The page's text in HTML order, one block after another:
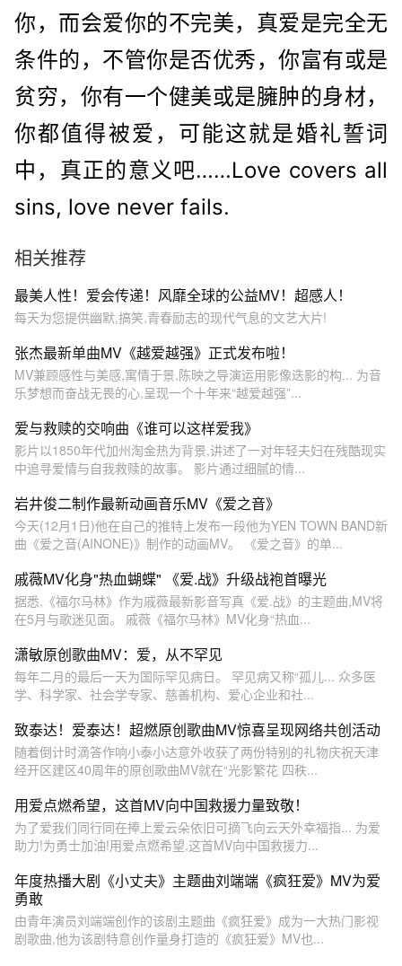
你，而会爱你的不完美，真爱是完全无
条件的，不管你是否优秀，你富有或是
贫穷，你有一个健美或是臃肿的身材，
你都值得被爱，可能这就是婚礼誓词
中，真正的意义吧……Love covers all
sins, love never fails.
相关推荐
最美人性！爱会传递！风靡全球的公益MV！超感人！
每天为您提供幽默,搞笑,青春励志的现代气息的文艺大片!
张杰最新单曲MV《越爱越强》正式发布啦！
MV兼顾感性与美感,寓情于景,陈映之导演运用影像迭影的构... 为音
乐梦想而奋战无畏的心,呈现一个十年来“越爱越强”...
爱与救赎的交响曲《谁可以这样爱我》
影片以1850年代加州淘金热为背景,讲述了一对年轻夫妇在残酷现实
中追寻爱情与自我救赎的故事。 影片通过细腻的情...
岩井俊二制作最新动画音乐MV《爱之音》
今天(12月1日)他在自己的推特上发布一段他为YEN TOWN BAND新
曲《爱之音(AINONE)》制作的动画MV。 《爱之音》的单...
戚薇MV化身"热血蝴蝶" 《爱.战》升级战袍首曝光
据悉,《福尔马林》作为戚薇最新影音写真《爱.战》的主题曲,MV将
在5月与歌迷见面。 戚薇《福尔马林》MV化身“热血...
潇敏原创歌曲MV：爱，从不罕见
每年二月的最后一天为国际罕见病日。 罕见病又称“孤儿... 众多医
学、科学家、社会学专家、慈善机构、爱心企业和社...
致泰达！爱泰达！超燃原创歌曲MV惊喜呈现网络共创活动
随着倒计时滴答作响小泰小达意外收获了两份特别的礼物庆祝天津
经开区建区40周年的原创歌曲MV就在“光影繁花 四秩...
用爱点燃希望，这首MV向中国救援力量致敬！
为了爱我们同行同在捧上爱云朵依旧可摘飞向云天外幸福指... 为爱
助力!为勇士加油!用爱点燃希望,这首MV向中国救援力...
年度热播大剧《小丈夫》主题曲刘端端《疯狂爱》MV为爱
勇敢
由青年演员刘端端创作的该剧主题曲《疯狂爱》成为一大热门影视
剧歌曲,他为该剧特意创作量身打造的《疯狂爱》MV也...